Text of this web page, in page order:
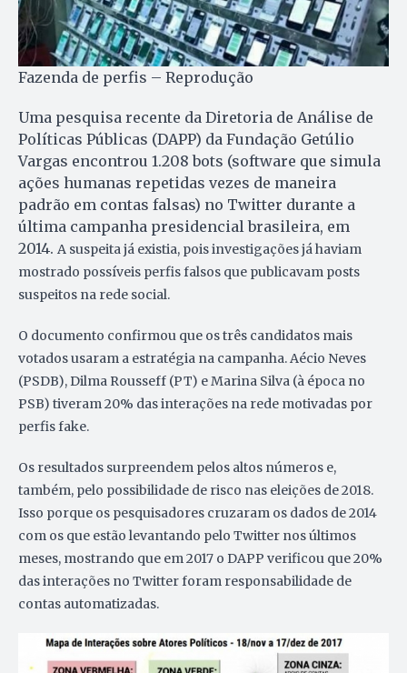
Fazenda de perfis – Reprodução
Uma pesquisa recente da Diretoria de Análise de
Políticas Públicas (DAPP) da Fundação Getúlio
Vargas encontrou 1.208 bots (software que simula
ações humanas repetidas vezes de maneira
padrão em contas falsas) no Twitter durante a
última campanha presidencial brasileira, em
2014. A suspeita já existia, pois investigações já haviam
mostrado possíveis perfis falsos que publicavam posts
suspeitos na rede social.
O documento confirmou que os três candidatos mais
votados usaram a estratégia na campanha. Aécio Neves
(PSDB), Dilma Rousseff (PT) e Marina Silva (à época no
PSB) tiveram 20% das interações na rede motivadas por
perfis fake.
Os resultados surpreendem pelos altos números e,
também, pelo possibilidade de risco nas eleições de 2018.
Isso porque os pesquisadores cruzaram os dados de 2014
com os que estão levantando pelo Twitter nos últimos
meses, mostrando que em 2017 o DAPP verificou que 20%
das interações no Twitter foram responsabilidade de
contas automatizadas.